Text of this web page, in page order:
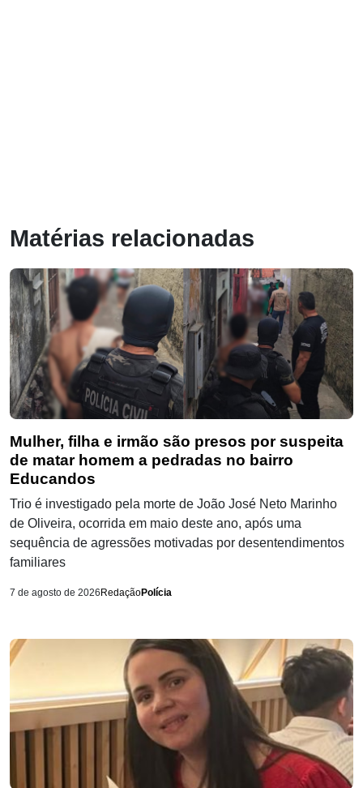
Matérias relacionadas
Mulher, filha e irmão são presos por suspeita
de matar homem a pedradas no bairro
Educandos
Trio é investigado pela morte de João José Neto Marinho
de Oliveira, ocorrida em maio deste ano, após uma
sequência de agressões motivadas por desentendimentos
familiares
7 de agosto de 2026 RedaçãoPolícia